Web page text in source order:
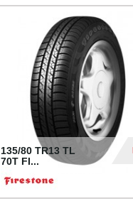
135/80 TR13 TL
70T FI...